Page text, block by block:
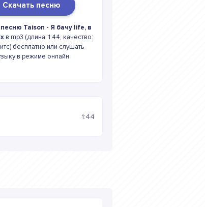
Скачать песню
Taison - Я бачу life, в
в mp3 (длина: 1:44, качество:
бесплатно или слушать
в режиме онлайн
1:44